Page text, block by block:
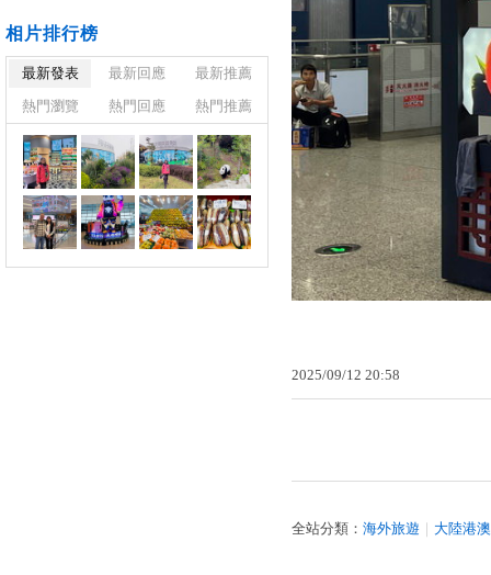
2025/09/12 20:58
全站分類： 海外旅遊 大陸港澳
相片排行榜
最新發表 最新回應
最新推薦
熱門瀏覽
熱門回應 熱門推薦